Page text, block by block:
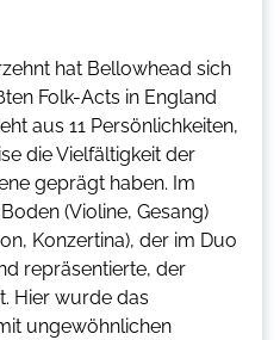
hat Bellowhead sich
Folk-Acts in England
aus 11 Persönlichkeiten,
die Vielfältigkeit der
geprägt haben. Im
(Violine, Gesang)
Konzertina), der im Duo
repräsentierte, der
Hier wurde das
ungewöhnlichen